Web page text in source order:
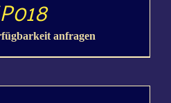
anfragen